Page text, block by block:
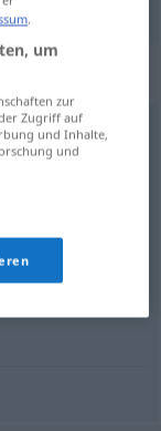
,lästern
,
.
um
zur
Zugriff auf
und Inhalte,
und